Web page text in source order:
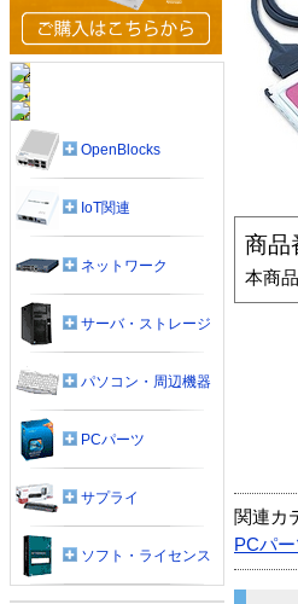
商品
本商
関連カ
PCパ
OpenBlocks
IoT関連
ネットワーク
サーバ・ストレージ
パソコン・周辺機器
PCパーツ
サプライ
ソフト・ライセンス